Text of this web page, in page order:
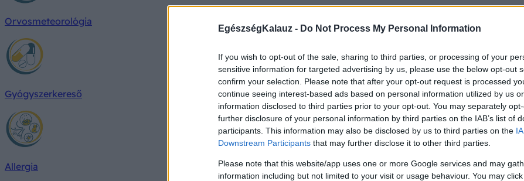
EgészségKalauz - Do Not Process My Personal Information
If you wish to opt-out of the sale, sharing to third parties, or processing of your
sensitive information for targeted advertising by us, please use the below opt-out
confirm your selection. Please note that after your opt-out request is processed
continue seeing interest-based ads based on personal information utilized by us
information disclosed to third parties prior to your opt-out. You may separately
further disclosure of your personal information by third parties on the IAB’s list of
participants. This information may also be disclosed by us to third parties on the
Downstream Participants that may further disclose it to other third parties.
Please note that this website/app uses one or more Google services and may
information including but not limited to your visit or usage behaviour. You may
Orvosmeteorológia
Gyógyszerkereső
Allergia